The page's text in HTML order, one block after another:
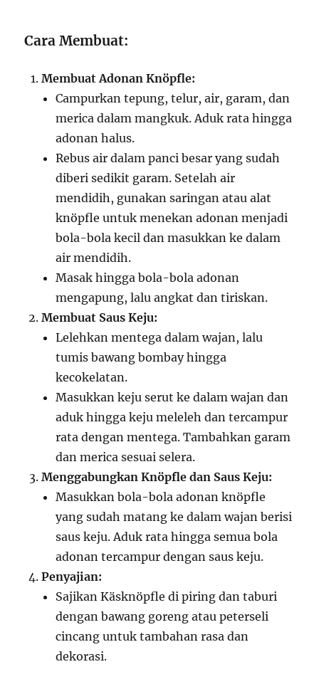
Cara Membuat:
Membuat Adonan Knöpfle:
Campurkan tepung, telur, air, garam, dan
merica dalam mangkuk. Aduk rata hingga
adonan halus.
Rebus air dalam panci besar yang sudah
diberi sedikit garam. Setelah air
mendidih, gunakan saringan atau alat
knöpfle untuk menekan adonan menjadi
bola-bola kecil dan masukkan ke dalam
air mendidih.
Masak hingga bola-bola adonan
mengapung, lalu angkat dan tiriskan.
Membuat Saus Keju:
Lelehkan mentega dalam wajan, lalu
tumis bawang bombay hingga
kecokelatan.
Masukkan keju serut ke dalam wajan dan
aduk hingga keju meleleh dan tercampur
rata dengan mentega. Tambahkan garam
dan merica sesuai selera.
Menggabungkan Knöpfle dan Saus Keju:
Masukkan bola-bola adonan knöpfle
yang sudah matang ke dalam wajan berisi
saus keju. Aduk rata hingga semua bola
adonan tercampur dengan saus keju.
Penyajian:
Sajikan Käsknöpfle di piring dan taburi
dengan bawang goreng atau peterseli
cincang untuk tambahan rasa dan
dekorasi.